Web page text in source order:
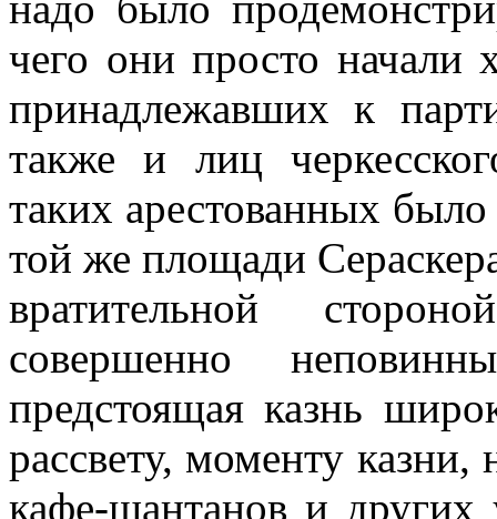
чего они просто начали
принадлежавших к
также и лиц
таких арестованных
той же площа­ди
вратительной
совершенно
предстоящая казнь
рассвету, моменту казни,
кафе-шантанов и других